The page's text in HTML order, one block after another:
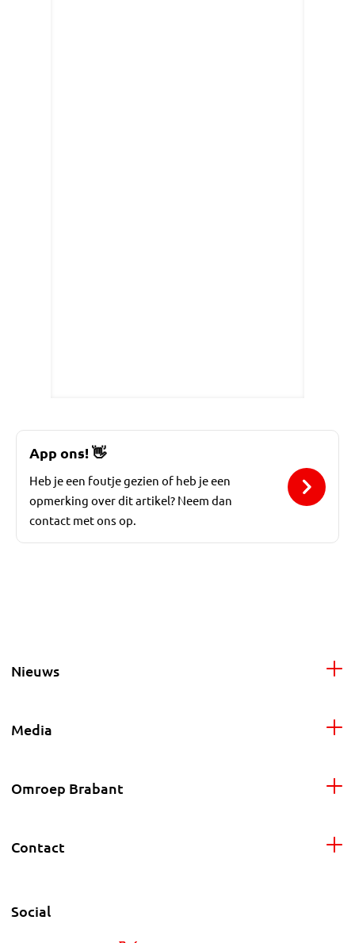
App ons!👋
Heb je een foutje gezien of heb je een
opmerking over dit artikel? Neem dan
contact met ons op.
Nieuws
Media
Omroep Brabant
Contact
Social